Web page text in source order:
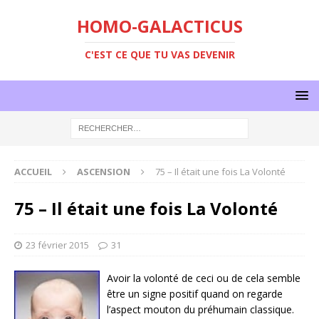
HOMO-GALACTICUS
C'EST CE QUE TU VAS DEVENIR
ACCUEIL ASCENSION 75 – Il était une fois La Volonté
75 – Il était une fois La Volonté
23 février 2015 31
Avoir la volonté de ceci ou de cela semble
être un signe positif quand on regarde
l’aspect mouton du préhumain classique.